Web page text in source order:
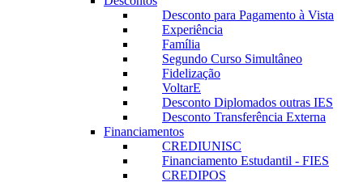
Desconto para Pagamento à Vista
Experiência
Família
Segundo Curso Simultâneo
Fidelização
VoltarE
Desconto Diplomados outras IES
Desconto Transferência Externa
Financiamentos
CREDIUNISC
Financiamento Estudantil - FIES
CREDIPOS